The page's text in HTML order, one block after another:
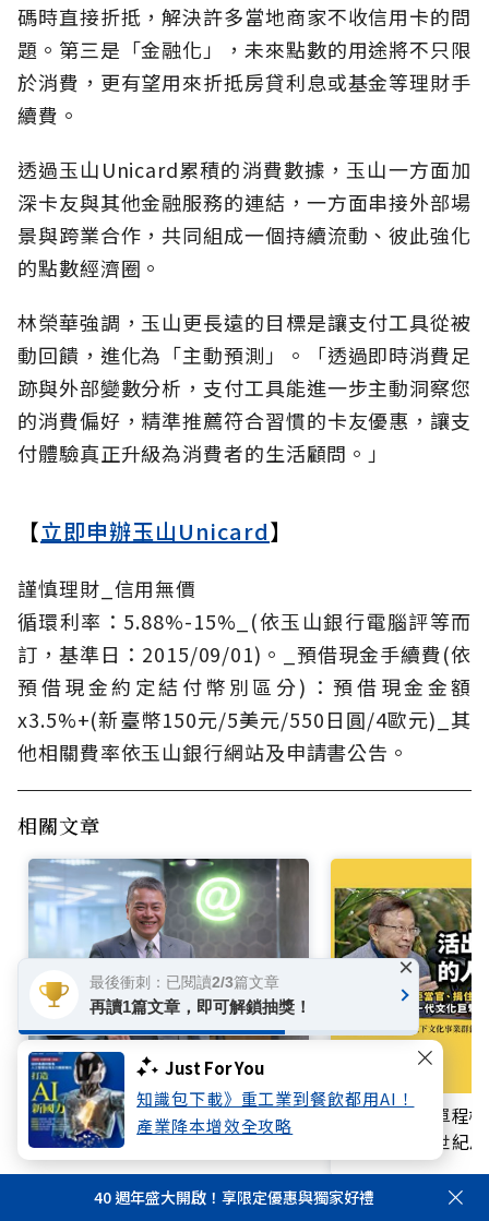
Just For You
知識包下載》重工業到餐飲都用AI！
產業降本增效全攻略
碼時直接折抵，解決許多當地商家不收信用卡的問
題。第三是「金融化」，未來點數的用途將不只限
於消費，更有望用來折抵房貸利息或基金等理財手
續費。
透過玉山Unicard累積的消費數據，玉山一方面加
深卡友與其他金融服務的連結，一方面串接外部場
景與跨業合作，共同組成一個持續流動、彼此強化
的點數經濟圈。
林榮華強調，玉山更長遠的目標是讓支付工具從被
動回饋，進化為「主動預測」。「透過即時消費足
跡與外部變數分析，支付工具能進一步主動洞察您
的消費偏好，精準推薦符合習慣的卡友優惠，讓支
付體驗真正升級為消費者的生活顧問。」
【立即申辦玉山Unicard】
謹慎理財_信用無價
循環利率：5.88%-15%_(依玉山銀行電腦評等而
訂，基準日：2015/09/01)。_預借現金手續費(依
預借現金約定結付幣別區分)：預借現金金額
x3.5%+(新臺幣150元/5美元/550日圓/4歐元)_其
他相關費率依玉山銀行網站及申請書公告。
相關文章
迎戰金控 2.0！從數位銀行到 AI
原生銀行，玉山走在金融轉型最
前線
買不起的「單程
響台灣近半世紀
40 週年盛大開啟！享限定優惠與獨家好禮
最後衝刺：已閱讀2/3篇文章
再讀1篇文章，即可解鎖抽獎！
×